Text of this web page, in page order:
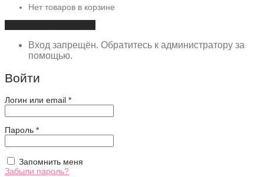
Нет товаров в корзине
Вход запрещён. Обратитесь к администратору за
помощью.
Войти
Логин или email *Обязательно
Пароль *Обязательно
Запомнить меня
Забыли пароль?